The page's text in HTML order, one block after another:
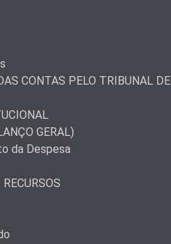
CONTAS PELO TRIBUNAL DE
GERAL)
da Despesa